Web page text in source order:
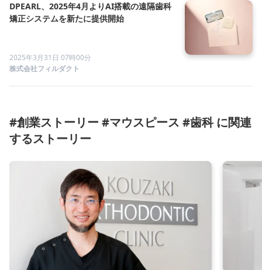
DPEARL、2025年4月よりAI搭載の遠隔歯科
矯正システムを新たに提供開始
2025年3月31日 07時00分
株式会社フィルダクト
#創業ストーリー #マウスピース #歯科 に関連
するストーリー